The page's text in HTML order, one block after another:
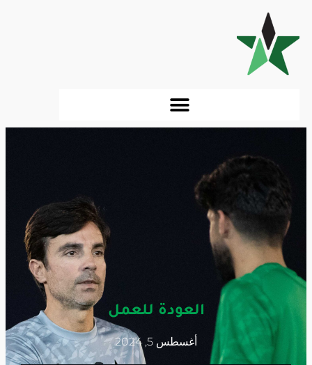
العودة للعمل
أغسطس 5, 2024